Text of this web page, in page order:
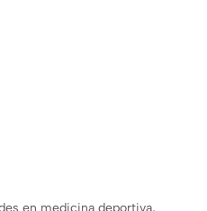
en medicina deportiva,